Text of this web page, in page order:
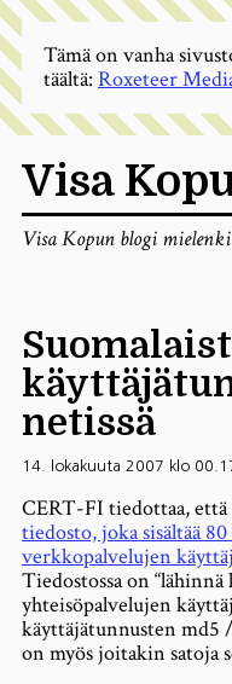
Visa
Visa Kopun blogi
netissä
14. lokakuuta 2007 klo
CERT-FI tiedottaa,
tiedosto, joka sisältää
verkkopalvelujen
Tiedostossa on
yhteisöpalvelujen
käyttäjätunnusten md5
on myös joitakin satoja
Tämä on vanha
täältä: Roxeteer